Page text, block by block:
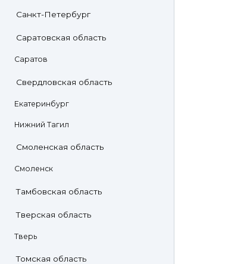
Санкт-Петербург
Саратовская область
Саратов
Свердловская область
Екатеринбург
Нижний Тагил
Смоленская область
Смоленск
Тамбовская область
Тверская область
Тверь
Томская область